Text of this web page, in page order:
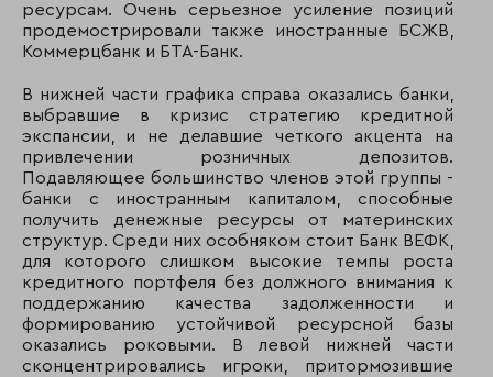
196 132
АБ БПФ
199 186 Петрофф-Банк
200 228 ПСКБ
ресурсам. Очень серьезное усиление позиций
продемострировали также иностранные БСЖВ,
Коммерцбанк и БТА-Банк.
В нижней части графика справа оказались банки,
выбравшие в кризис стратегию кредитной
экспансии, и не делавшие четкого акцента на
привлечении розничных депозитов.
Подавляющее большинство членов этой группы -
банки с иностранным капиталом, способные
получить денежные ресурсы от материнских
структур. Среди них особняком стоит Банк ВЕФК,
для которого слишком высокие темпы роста
кредитного портфеля без должного внимания к
поддержанию качества задолженности и
формированию устойчивой ресурсной базы
оказались роковыми. В левой нижней части
сконцентрировались игроки, притормозившие